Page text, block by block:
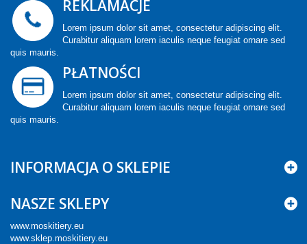
REKLAMACJE
Lorem ipsum dolor sit amet, consectetur adipiscing elit.
Curabitur aliquam lorem iaculis neque feugiat ornare sed
quis mauris.
PŁATNOŚCI
Lorem ipsum dolor sit amet, consectetur adipiscing elit.
Curabitur aliquam lorem iaculis neque feugiat ornare sed
quis mauris.
INFORMACJA O SKLEPIE
NASZE SKLEPY
www.moskitiery.eu
www.sklep.moskitiery.eu